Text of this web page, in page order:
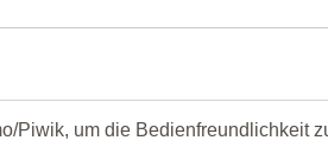
Piwik, um die Bedienfreundlichkeit